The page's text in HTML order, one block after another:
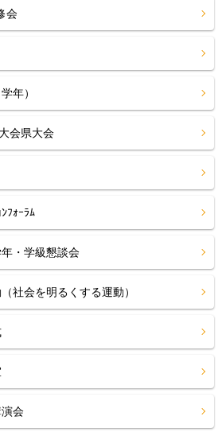
会
年）
会県大会
ﾌｫｰﾗﾑ
・学級懇談会
社会を明るくする運動）
会